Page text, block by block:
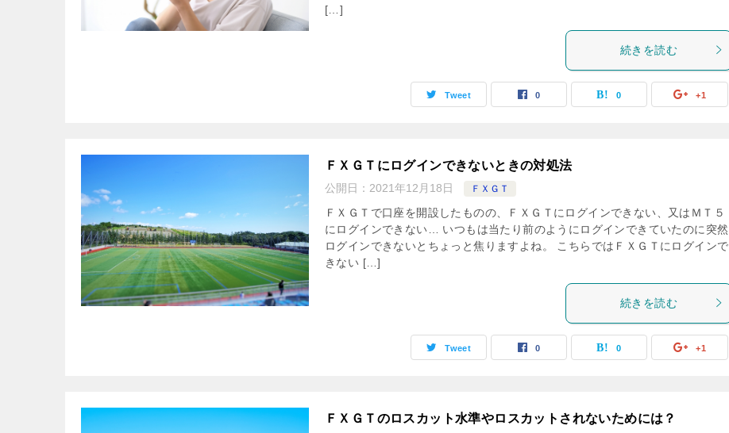
[…]
続きを読む
Tweet 0 0 +1
ＦＸＧＴにログインできないときの対処法
公開日： 2021年12月18日 ＦＸＧＴ
ＦＸＧＴで口座を開設したものの、ＦＸＧＴにログインできない、又はＭＴ５
にログインできない… いつもは当たり前のようにログインできていたのに突然
ログインできないとちょっと焦りますよね。 こちらではＦＸＧＴにログインで
きない […]
続きを読む
Tweet 0 0 +1
ＦＸＧＴのロスカット水準やロスカットされないためには？